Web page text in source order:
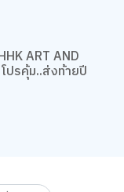
ART AND